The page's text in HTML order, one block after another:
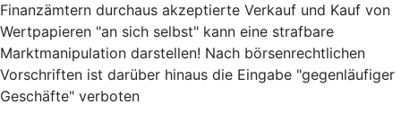
Finanzämtern durchaus akzeptierte Verkauf und Kauf von
Wertpapieren "an sich selbst" kann eine strafbare
Marktmanipulation darstellen! Nach börsenrechtlichen
Vorschriften ist darüber hinaus die Eingabe "gegenläufiger
Geschäfte" verboten